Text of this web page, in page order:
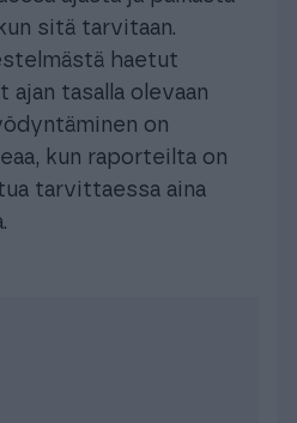
sitä tarvitaan.
haetut
ajan tasalla olevaan
on
kun raporteilta on
tarvittaessa aina